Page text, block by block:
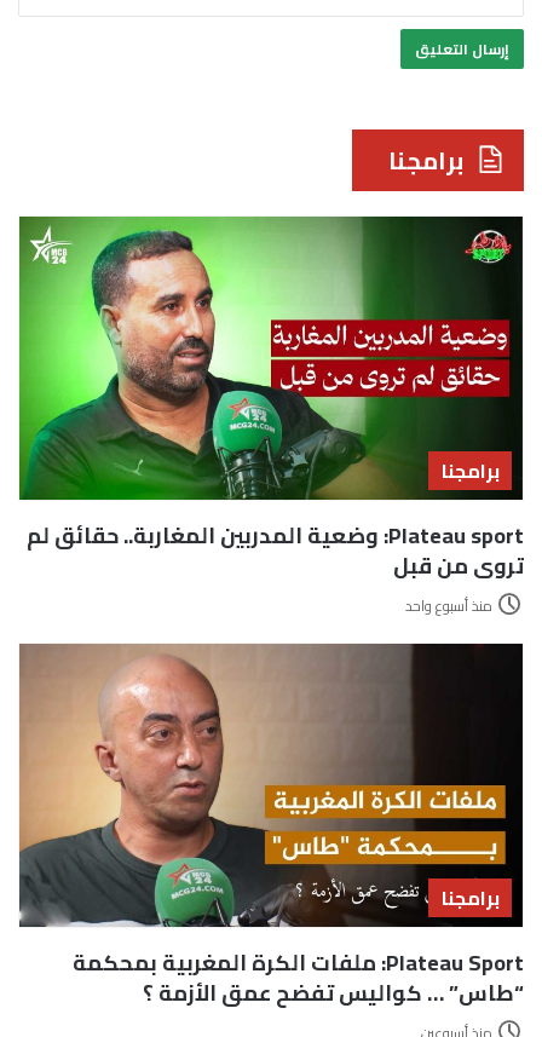
برامجنا
برامجنا
Plateau sport: وضعية المدربين المغاربة.. حقائق لم
تروى من قبل
منذ أسبوع واحد
برامجنا
Plateau Sport: ملفات الكرة المغربية بمحكمة
“طاس” … كواليس تفضح عمق الأزمة ؟